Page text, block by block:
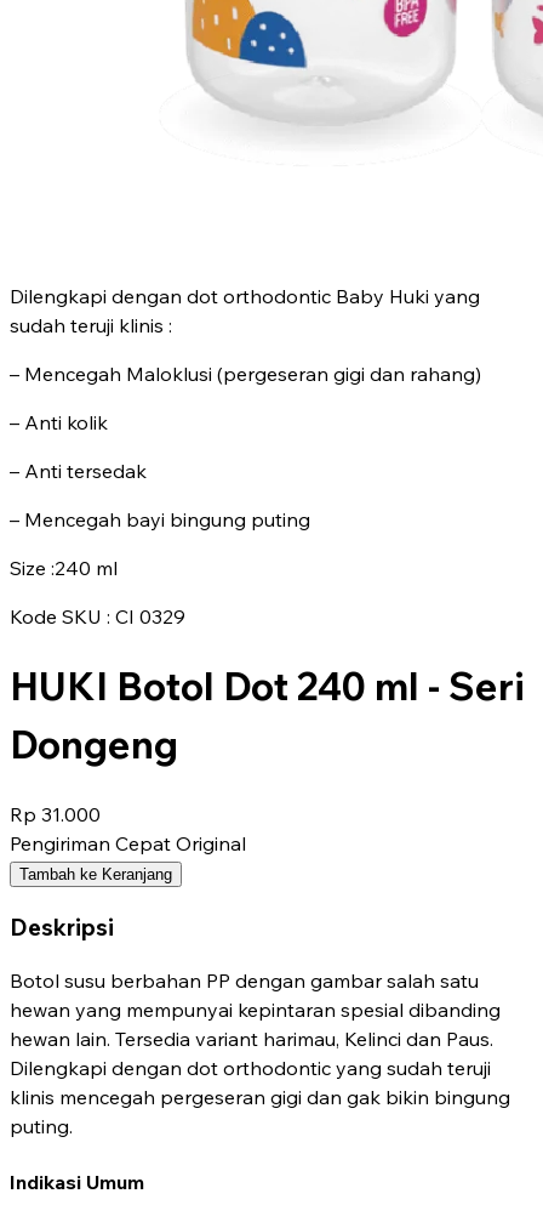
Dilengkapi dengan dot orthodontic Baby Huki yang
sudah teruji klinis :
– Mencegah Maloklusi (pergeseran gigi dan rahang)
– Anti kolik
– Anti tersedak
– Mencegah bayi bingung puting
Size :240 ml
Kode SKU : CI 0329
HUKI Botol Dot 240 ml - Seri
Dongeng
Rp 31.000
Pengiriman Cepat Original
Tambah ke Keranjang
Deskripsi
Botol susu berbahan PP dengan gambar salah satu
hewan yang mempunyai kepintaran spesial dibanding
hewan lain. Tersedia variant harimau, Kelinci dan Paus.
Dilengkapi dengan dot orthodontic yang sudah teruji
klinis mencegah pergeseran gigi dan gak bikin bingung
puting.
Indikasi Umum